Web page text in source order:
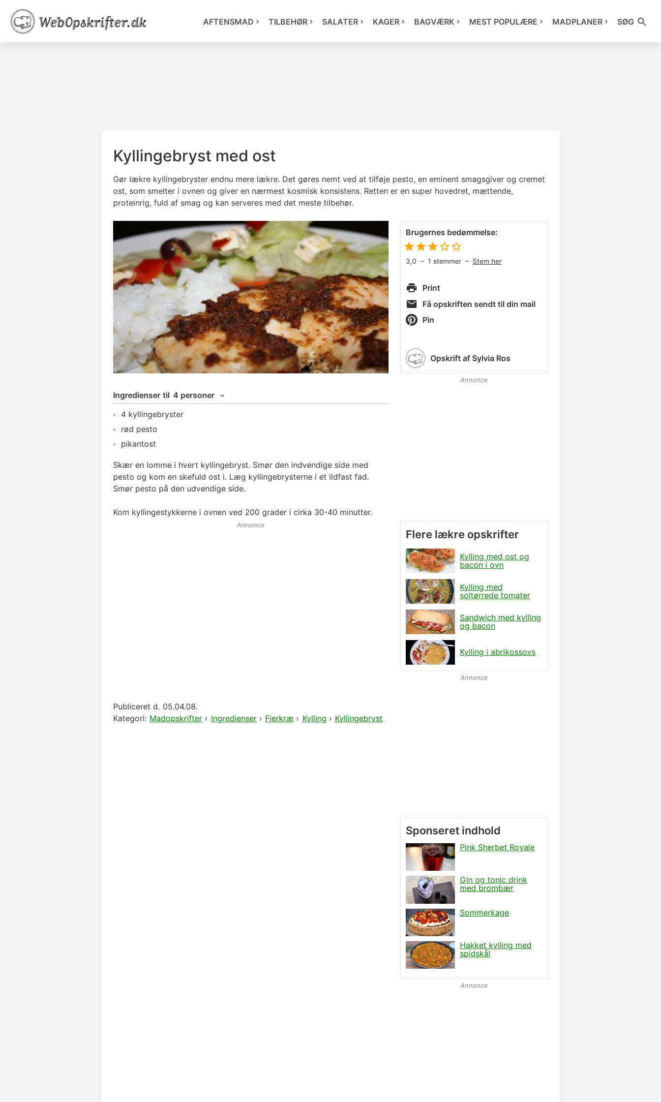
AFTENSMAD TILBEHØR SALATER KAGER BAGVÆRK MEST POPULÆRE MADPLANER SØG
Kyllingebryst med ost
Gør lækre kyllingebryster endnu mere lækre. Det gøres nemt ved at tilføje pesto, en eminent smagsgiver og cremet
ost, som smelter i ovnen og giver en nærmest kosmisk konsistens. Retten er en super hovedret, mættende,
proteinrig, fuld af smag og kan serveres med det meste tilbehør.
Ingredienser til 4 personer
4 kyllingebryster
rød pesto
pikantost
Skær en lomme i hvert kyllingebryst. Smør den indvendige side med
pesto og kom en skefuld ost i. Læg kyllingebrysterne i et ildfast fad.
Smør pesto på den udvendige side.
Kom kyllingestykkerne i ovnen ved 200 grader i cirka 30-40 minutter.
Annonce
Publiceret d. 05.04.08.
Kategori: Madopskrifter › Ingredienser› Fjerkræ › Kylling › Kyllingebryst
Brugernes bedømmelse:
3,0 – 1 stemmer – Stem her
Print
Få opskriften sendt til din mail
Pin
Opskrift af Sylvia Ros
Annonce
Flere lækre opskrifter
Kylling med ost og
bacon i ovn
Kylling med
soltørrede tomater
Sandwich med kylling
og bacon
Kylling i abrikossovs
Annonce
Annonce